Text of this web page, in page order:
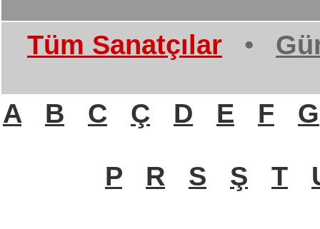
Tüm Sanatçılar •
A B C Ç D E F G
P R S Ş T